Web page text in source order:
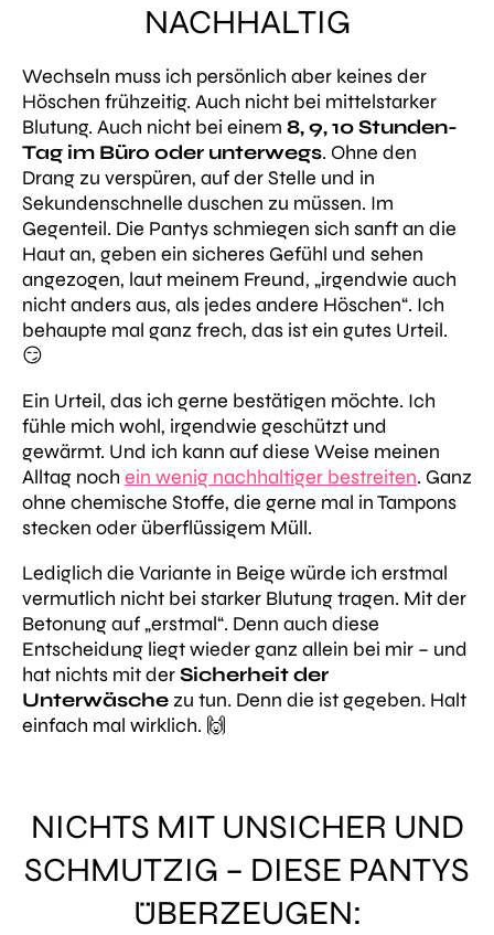
NACHHALTIG
Wechseln muss ich persönlich aber keines der
Höschen frühzeitig. Auch nicht bei mittelstarker
Blutung. Auch nicht bei einem 8, 9, 10 Stunden-
Tag im Büro oder unterwegs. Ohne den
Drang zu verspüren, auf der Stelle und in
Sekundenschnelle duschen zu müssen. Im
Gegenteil. Die Pantys schmiegen sich sanft an die
Haut an, geben ein sicheres Gefühl und sehen
angezogen, laut meinem Freund, „irgendwie auch
nicht anders aus, als jedes andere Höschen“. Ich
behaupte mal ganz frech, das ist ein gutes Urteil.
😏
Ein Urteil, das ich gerne bestätigen möchte. Ich
fühle mich wohl, irgendwie geschützt und
gewärmt. Und ich kann auf diese Weise meinen
Alltag noch ein wenig nachhaltiger bestreiten. Ganz
ohne chemische Stoffe, die gerne mal in Tampons
stecken oder überflüssigem Müll.
Lediglich die Variante in Beige würde ich erstmal
vermutlich nicht bei starker Blutung tragen. Mit der
Betonung auf„erstmal“. Denn auch diese
Entscheidung liegt wieder ganz allein bei mir – und
hat nichts mit derSicherheit der
Unterwäsche zu tun. Denn die ist gegeben. Halt
einfach mal wirklich. 🙌
NICHTS MIT UNSICHER UND
SCHMUTZIG – DIESE PANTYS
ÜBERZEUGEN: